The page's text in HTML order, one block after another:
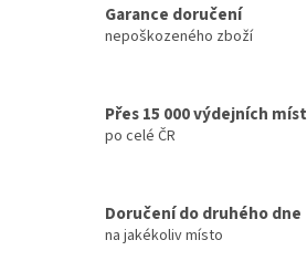
Garance doručení
nepoškozeného zboží
Přes 15 000 výdejních míst
po celé ČR
Doručení do druhého dne
na jakékoliv místo